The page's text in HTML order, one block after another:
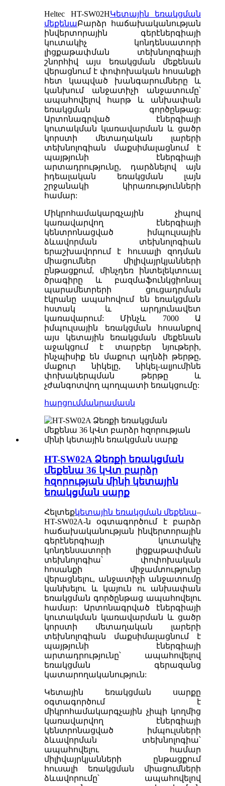
Heltec HT-SW02HԿետային եռակցման
մեքենաԲարձր հաճախականության
ինվերտորային գերէներգիայի
կուտակիչ կոնդենսատորի
լիցքաթափման տեխնոլոգիայի
շնորհիվ այս եռակցման մեքենան
վերացնում է փոփոխական հոսանքի
հետ կապված խանգարումները և
կանխում անջատիչի անջատումը՝
ապահովելով հարթ և անխափան
եռակցման գործընթաց:
Արտոնագրված էներգիայի
կուտակման կառավարման և ցածր
կորստի մետաղական լարերի
տեխնոլոգիան մաքսիմալացնում է
պայթյունի էներգիայի
արտադրությունը, դարձնելով այն
իդեալական եռակցման լայն
շրջանակի կիրառությունների
համար:
Միկրոհամակարգչային չիպով
կառավարվող էներգիայի
կենտրոնացված իմպուլսային
ձևավորման տեխնոլոգիան
երաշխավորում է հուսալի զոդման
միացումներ միլիվայրկյանների
ընթացքում, մինչդեռ ինտելեկտուալ
ծրագիրը և բազմաֆունկցիոնալ
պարամետրերի ցուցադրման
էկրանը ապահովում են եռակցման
հստակ և արդյունավետ
կառավարում: Մինչև 7000 Ա
իմպուլսային եռակցման հոսանքով
այս կետային եռակցման մեքենան
աջակցում է տարբեր նյութերի,
ինչպիսիք են մաքուր պղնձի թերթը,
մաքուր նիկելը, նիկել-ալյումինե
փոխակերպման թերթը և
չժանգոտվող պողպատի եռակցումը:
հարցումմանրամասն
HT-SW02A Ձեռքի եռակցման
մեքենա 36 կՎտ բարձր
հզորության մինի կետային
եռակցման սարք
Հելտեքկետային եռակցման մեքենա–
HT-SW02A-ն օգտագործում է բարձր
հաճախականության ինվերտորային
գերէներգիայի կուտակիչ
կոնդենսատորի լիցքաթափման
տեխնոլոգիա՝ փոփոխական
հոսանքի միջամտությունը
վերացնելու, անջատիչի անջատումը
կանխելու և կայուն ու անխափան
եռակցման գործընթաց ապահովելու
համար: Արտոնագրված էներգիայի
կուտակման կառավարման և ցածր
կորստի մետաղական լարերի
տեխնոլոգիան մաքսիմալացնում է
պայթյունի էներգիայի
արտադրությունը՝ ապահովելով
եռակցման գերազանց
կատարողականություն:
Կետային եռակցման սարքը
օգտագործում է
միկրոհամակարգչային չիպի կողմից
կառավարվող էներգիայի
կենտրոնացված իմպուլսների
ձևավորման տեխնոլոգիա՝
ապահովելու համար
միլիվայրկյանների ընթացքում
հուսալի եռակցման միացումների
ձևավորումը՝ ապահովելով